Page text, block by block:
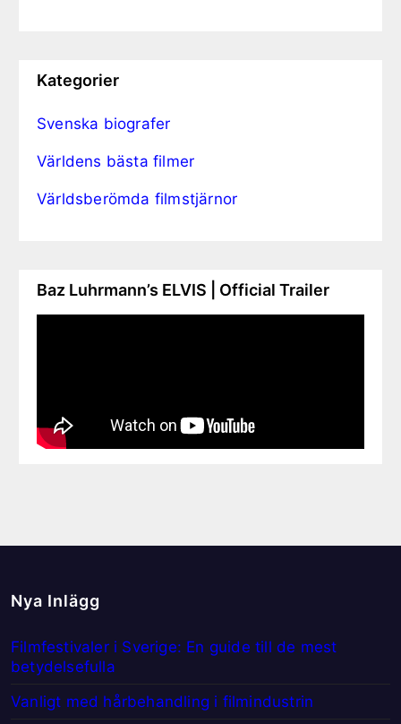
Kategorier
Svenska biografer
Världens bästa filmer
Världsberömda filmstjärnor
Baz Luhrmann’s ELVIS | Official Trailer
Nya Inlägg
Filmfestivaler i Sverige: En guide till de mest
betydelsefulla
Vanligt med hårbehandling i filmindustrin